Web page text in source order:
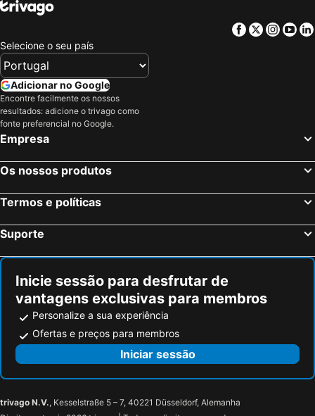
Facebook
Twitter
Selecione o seu país
Adicionar no Google
Encontre facilmente os nossos
resultados: adicione o trivago como
fonte preferencial no Google.
Empresa
Os nossos produtos
Termos e políticas
Suporte
Inicie sessão para desfrutar de
vantagens exclusivas para membros
Personalize a sua experiência
Ofertas e preços para membros
Iniciar sessão
trivago N.V., Kesselstraße 5 – 7, 40221 Düsseldorf, Alemanha